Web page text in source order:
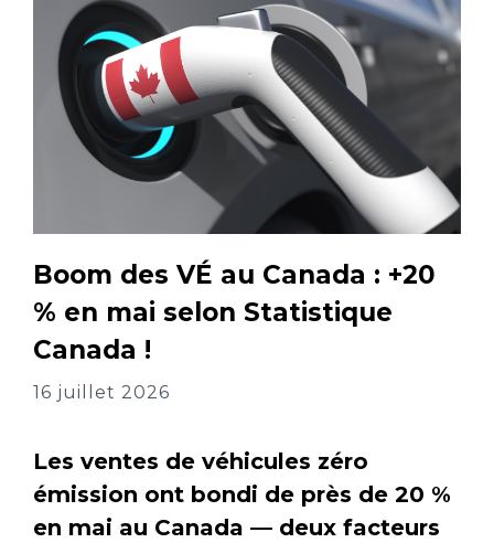
Boom des VÉ au Canada : +20
% en mai selon Statistique
Canada !
16 juillet 2026
Les ventes de véhicules zéro
émission ont bondi de près de 20 %
en mai au Canada — deux facteurs